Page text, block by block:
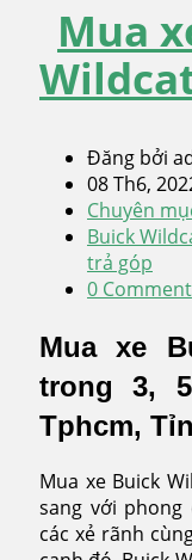
Mua
Đăng bởi
08 Th6,
Chuyên
Buick
trả góp
0 Comment
Mua xe
trong 3,
Tphcm,
Mua xe Buick
sang với
các xẻ rãnh